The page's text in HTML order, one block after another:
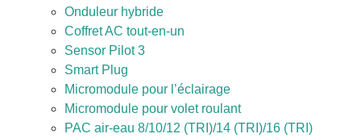
Onduleur hybride
Coffret AC tout-en-un
Sensor Pilot 3
Smart Plug
Micromodule pour l’éclairage
Micromodule pour volet roulant
PAC air-eau 8/10/12 (TRI)/14 (TRI)/16 (TRI)